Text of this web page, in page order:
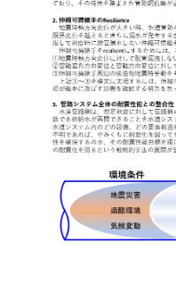
採用情報 Recruit